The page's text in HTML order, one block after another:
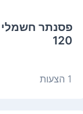
120
1 הצעות